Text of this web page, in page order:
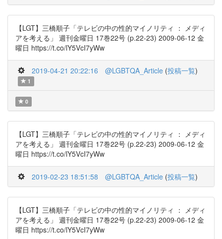
【LGT】三橋順子「テレビの中の性的マイノリティ ： メディ
アを考える」 週刊金曜日 17巻22号 (p.22-23) 2009-06-12 金
曜日 https://t.co/lY5VcI7yWw
2019-04-21 20:22:16 @LGBTQA_Article (投稿一覧)
1
0
【LGT】三橋順子「テレビの中の性的マイノリティ ： メディ
アを考える」 週刊金曜日 17巻22号 (p.22-23) 2009-06-12 金
曜日 https://t.co/lY5VcI7yWw
2019-02-23 18:51:58 @LGBTQA_Article (投稿一覧)
【LGT】三橋順子「テレビの中の性的マイノリティ ： メディ
アを考える」 週刊金曜日 17巻22号 (p.22-23) 2009-06-12 金
曜日 https://t.co/lY5VcI7yWw